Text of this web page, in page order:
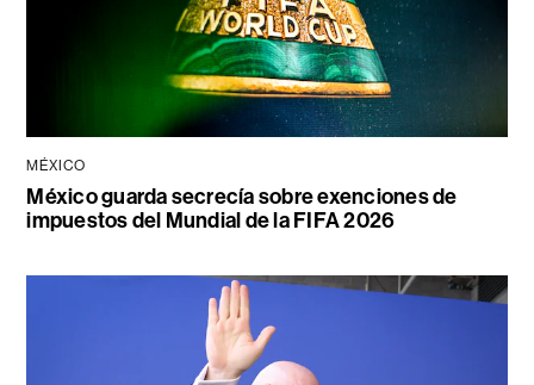
MÉXICO
México guarda secrecía sobre exenciones de
impuestos del Mundial de la FIFA 2026